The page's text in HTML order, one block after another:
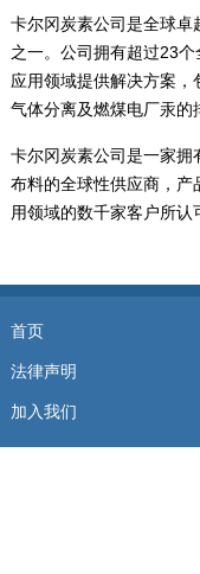
卡尔冈炭素公司是全球卓
之一。公司拥有超过23个
应用领域提供解决方案
气体分离及燃煤电厂汞的
卡尔冈炭素公司是一家
布料的全球性供应商，产
用领域的数千家客户所认
首页
法律声明
加入我们